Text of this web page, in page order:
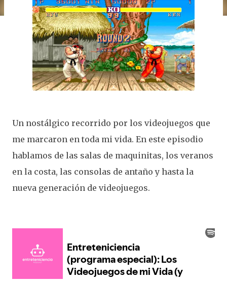
Un nostálgico recorrido por los videojuegos que
me marcaron en toda mi vida. En este episodio
hablamos de las salas de maquinitas, los veranos
en la costa, las consolas de antaño y hasta la
nueva generación de videojuegos.